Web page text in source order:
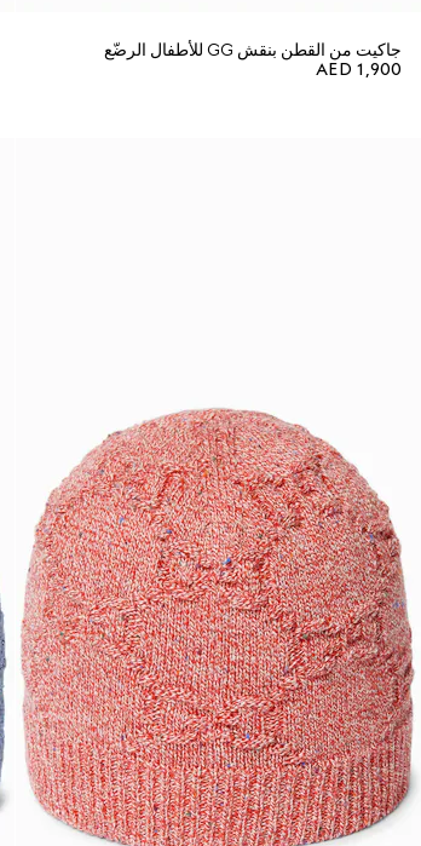
جاكيت من القطن بنقش GG للأطفال الرضّع
AED 1,900